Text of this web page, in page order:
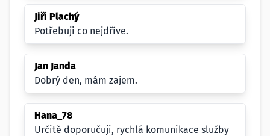
Jiří Plachý
Potřebuji co nejdříve.
Jan Janda
Dobrý den, mám zajem.
Hana_78
Určitě doporučuji, rychlá komunikace služby